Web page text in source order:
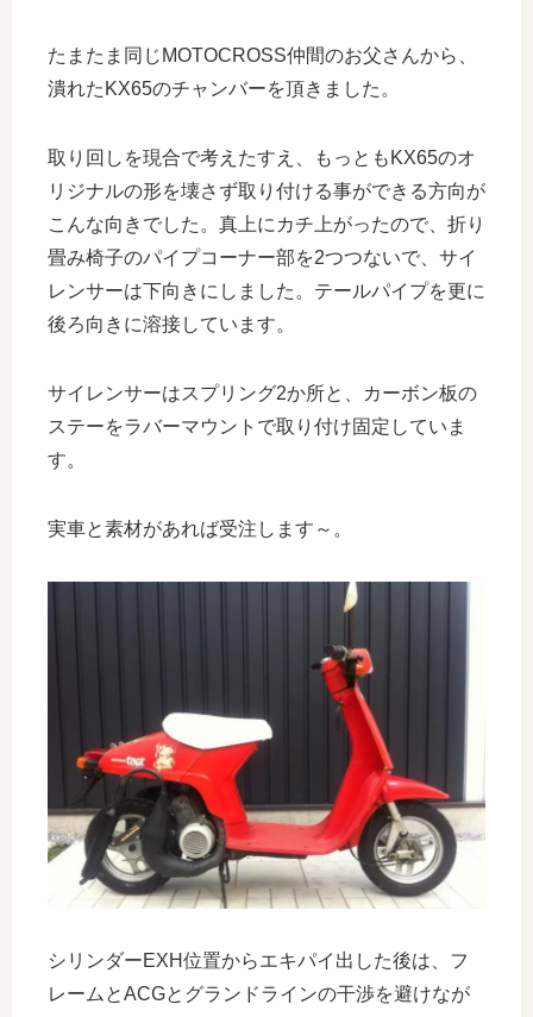
たまたま同じMOTOCROSS仲間のお父さんから、
潰れたKX65のチャンバーを頂きました。
取り回しを現合で考えたすえ、もっともKX65のオ
リジナルの形を壊さず取り付ける事ができる方向が
こんな向きでした。真上にカチ上がったので、折り
畳み椅子のパイプコーナー部を2つつないで、サイ
レンサーは下向きにしました。テールパイプを更に
後ろ向きに溶接しています。
サイレンサーはスプリング2か所と、カーボン板の
ステーをラバーマウントで取り付け固定していま
す。
実車と素材があれば受注します～。
シリンダーEXH位置からエキパイ出した後は、フ
レームとACGとグランドラインの干渉を避けなが